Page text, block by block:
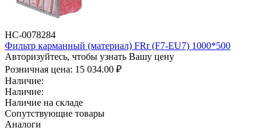
НС-0078284
Фильтр карманный (материал) FRr (F7-EU7) 1000*500
Авторизуйтесь, чтобы узнать Вашу цену
Розничная цена: 15 034.00 ₽
Наличие:
Наличие:
Наличие на складе
Сопутствующие товары
Аналоги